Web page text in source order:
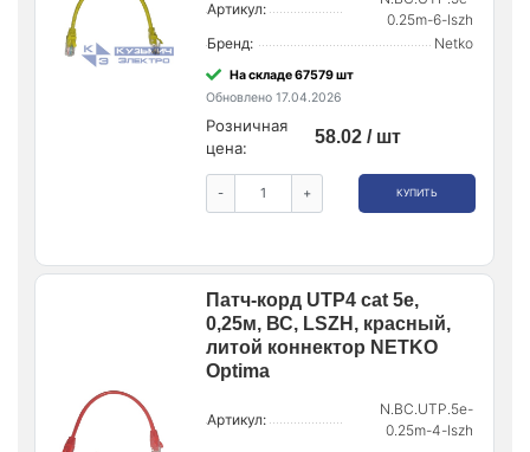
Артикул:
0.25m-6-lszh
Бренд:
Netko
На складе 67579 шт
Обновлено 17.04.2026
Розничная
цена:
58.02 / шт
- + КУПИТЬ
Патч-корд UTP4 cat 5e,
0,25м, ВС, LSZH, красный,
литой коннектор NETKO
Optima
Артикул:
N.BC.UTP.5e-
0.25m-4-lszh